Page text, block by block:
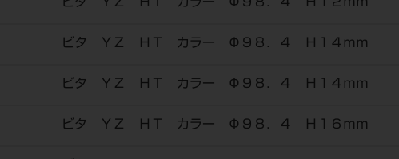
ビタ ＹＺ ＨＴ カラー Φ９８．４ Ｈ１２ｍｍ
ビタ ＹＺ ＨＴ カラー Φ９８．４ Ｈ１４ｍｍ
ビタ ＹＺ ＨＴ カラー Φ９８．４ Ｈ１４ｍｍ
ビタ ＹＺ ＨＴ カラー Φ９８．４ Ｈ１６ｍｍ